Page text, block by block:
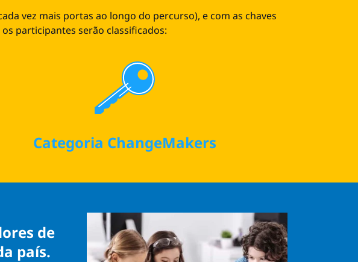
vez mais portas ao longo do percurso), e com as chaves
participantes serão classificados:
Categoria ChangeMakers
de
país.